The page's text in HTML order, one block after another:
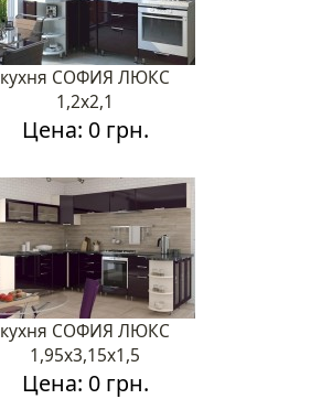
кухня СОФИЯ ЛЮКС
1,2х2,1
Цена: 0 грн.
кухня СОФИЯ ЛЮКС
1,95х3,15х1,5
Цена: 0 грн.